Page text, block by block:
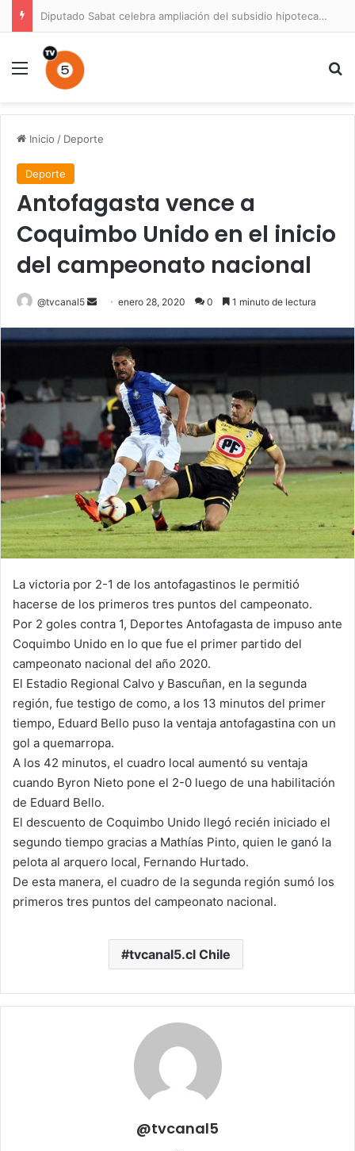
Diputado Sabat celebra ampliación del subsidio hipotecario con viviendas de hasta 6.000 UF
Menú
Inicio / Deporte
Deporte
Antofagasta vence a
Coquimbo Unido en el inicio
del campeonato nacional
@tvcanal5
Send
email
enero 28, 2020 0 1 minuto de lectura
La victoria por 2-1 de los antofagastinos le permitió
hacerse de los primeros tres puntos del campeonato.
Por 2 goles contra 1, Deportes Antofagasta de impuso ante
Coquimbo Unido en lo que fue el primer partido del
campeonato nacional del año 2020.
El Estadio Regional Calvo y Bascuñan, en la segunda
región, fue testigo de como, a los 13 minutos del primer
tiempo, Eduard Bello puso la ventaja antofagastina con un
gol a quemarropa.
A los 42 minutos, el cuadro local aumentó su ventaja
cuando Byron Nieto pone el 2-0 luego de una habilitación
de Eduard Bello.
El descuento de Coquimbo Unido llegó recién iniciado el
segundo tiempo gracias a Mathías Pinto, quien le ganó la
pelota al arquero local, Fernando Hurtado.
De esta manera, el cuadro de la segunda región sumó los
primeros tres puntos del campeonato nacional.
tvcanal5.cl Chile
@tvcanal5